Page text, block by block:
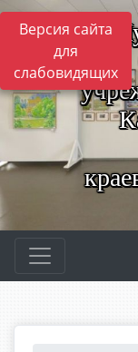
Версия сайта
для
слабовидящих